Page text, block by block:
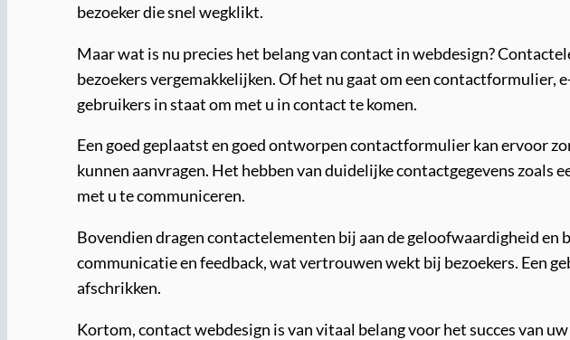
bezoeker die snel wegklikt.
Maar wat is nu precies het belang van contact in webdesign?
bezoekers vergemakkelijken. Of het nu gaat om een
gebruikers in staat om met u in contact te komen.
Een goed geplaatst en goed ontworpen contactformulier kan ervoor
kunnen aanvragen. Het hebben van duidelijke contactgegevens
met u te communiceren.
Bovendien dragen contactelementen bij aan de geloofwaardigheid
communicatie en feedback, wat vertrouwen wekt bij bezoekers. Een
afschrikken.
Kortom, contact webdesign is van vitaal belang voor het succes van